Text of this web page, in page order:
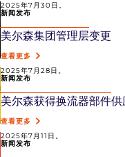
2025年7月30日。
新闻发布
美尔森集团管理层变更
查看更多
2025年7月28日。
新闻发布
美尔森获得换流器部件
查看更多
2025年7月11日。
新闻发布